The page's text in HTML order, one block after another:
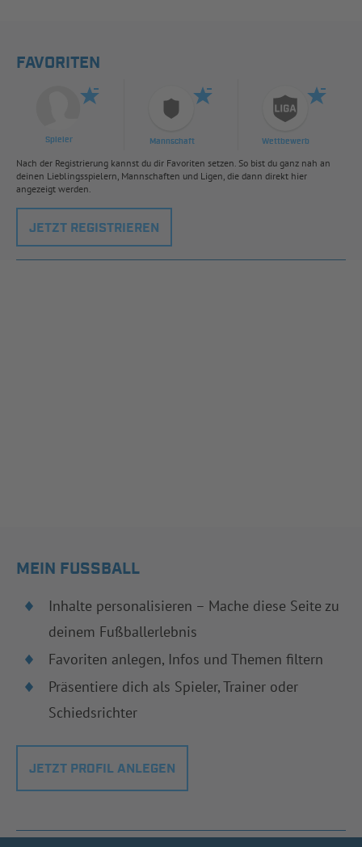
FAVORITEN
Spieler Mannschaft Wettbewerb
Nach der Registrierung kannst du dir Favoriten setzen. So bist du ganz nah an
deinen Lieblingsspielern, Mannschaften und Ligen, die dann direkt hier
angezeigt werden.
JETZT REGISTRIEREN
MEIN FUSSBALL
Inhalte personalisieren – Mache diese Seite zu
deinem Fußballerlebnis
Favoriten anlegen, Infos und Themen filtern
Präsentiere dich als Spieler, Trainer oder
Schiedsrichter
JETZT PROFIL ANLEGEN